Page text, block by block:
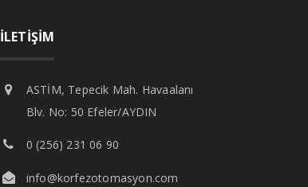
İLETİŞİM
ASTİM, Tepecik Mah. Havaalanı
Blv. No: 50 Efeler/AYDIN
0 (256) 231 06 90
info@korfezotomasyon.com